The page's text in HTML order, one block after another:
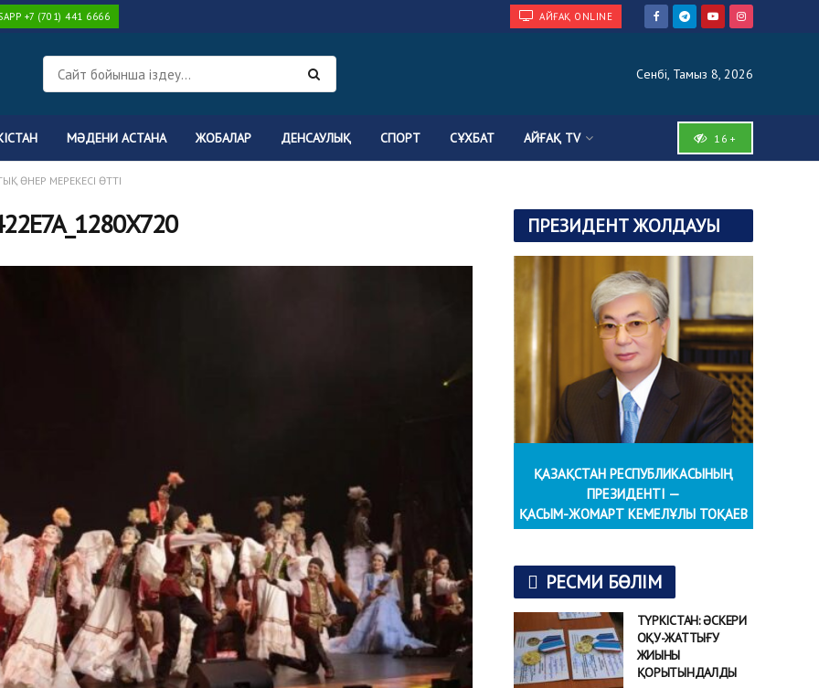
+7 (701) 441 6666 АЙҒАҚ ONLINE
Сенбі, Тамыз 8, 2026
МӘДЕНИ АСТАНА ЖОБАЛАР ДЕНСАУЛЫҚ СПОРТ СҰХБАТ АЙҒАҚ TV 16+
ӨНЕР МЕРЕКЕСІ ӨТТІ
ПРЕЗИДЕНТ ЖОЛДАУЫ
ҚАЗАҚСТАН РЕСПУБЛИКАСЫНЫҢ
ПРЕЗИДЕНТІ —
ҚАСЫМ-ЖОМАРТ КЕМЕЛҰЛЫ ТОҚАЕВ
РЕСМИ БӨЛІМ
ТҮРКІСТАН: ӘСКЕРИ
ОҚУ-ЖАТТЫҒУ
ЖИЫНЫ
ҚОРЫТЫНДАЛДЫ